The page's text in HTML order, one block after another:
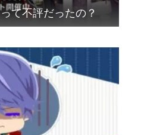
て不評だったの？